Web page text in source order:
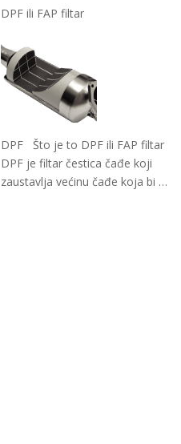
DPF ili FAP filtar
DPF Što je to DPF ili FAP filtar
DPF je filtar čestica čađe koji
zaustavlja većinu čađe koja bi …